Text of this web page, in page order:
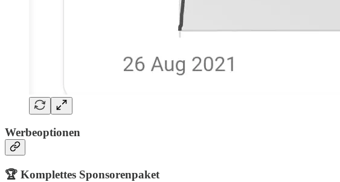
Werbeoptionen
🏆 Komplettes Sponsorenpaket